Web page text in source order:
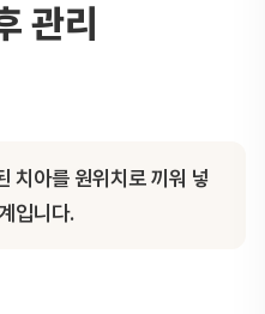
관리
치아를 원위치로 끼워 넣
입니다.